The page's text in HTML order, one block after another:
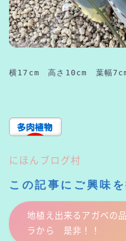
横17cm　高さ10cm　葉幅
にほんブログ村
この記事にご興味
地植え出来るアガベの
ラから 是非！！